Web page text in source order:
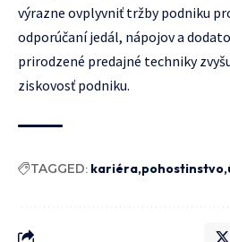
výrazne ovplyvniť tržby podniku
odporúčaní jedál, nápojov a
prirodzené predajné techniky
ziskovosť podniku.
TAGGED: kariéra pohostinstvo